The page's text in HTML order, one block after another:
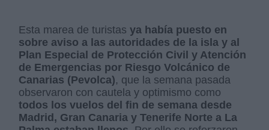
Esta marea de turistasya había puesto en
sobre aviso a las autoridades de la isla y al
Plan Especial de Protección Civil y Atención
de Emergencias por Riesgo Volcánico de
Canarias (Pevolca), que la semana pasada
observaron con cautela y optimismo como
todos los vuelos del fin de semana desde
Madrid, Gran Canaria y Tenerife Norte a La